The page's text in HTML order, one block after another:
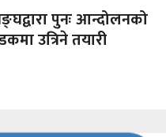
पुनः आन्दोलनको
उत्रिने तयारी